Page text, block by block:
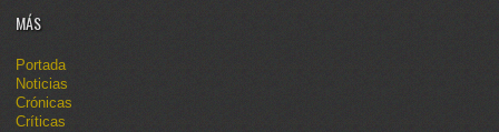
MÁS
Portada
Noticias
Crónicas
Críticas